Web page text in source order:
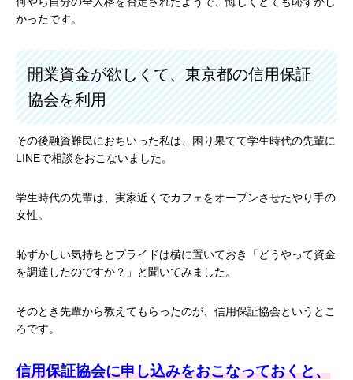
かったです。
開業資金が欲しくて、東京都の信用保証
協会を利用
その後融資難民におちいった私は、困り果てて学生時代の先輩に
LINEで相談をおこないました。
学生時代の先輩は、実家近くでカフェをオープンさせたやり手の
女性。
恥ずかしい気持ちとプライドは横に置いておき「どうやって資金
を調達したのですか？」と聞いてみました。
そのとき先輩から教えてもらったのが、信用保証協会というとこ
ろです。
信用保証協会に申し込みをおこなっておくと、